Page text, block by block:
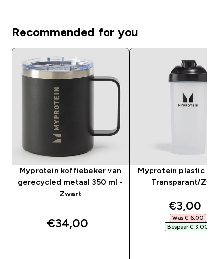
Recommended for you
Myprotein koffiebeker van
gerecycled metaal 350 ml -
Zwart
€34,00‎
Myprotein plastic
Transparant/
€3,00‎
Was € 6,00‎
Bespaar € 3,00‎